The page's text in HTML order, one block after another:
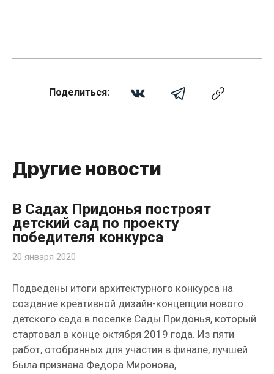
Поделиться:
Другие новости
В Садах Придонья построят
детский сад по проекту
победителя конкурса
20 января 2020
Подведены итоги архитектурного конкурса на
создание креативной дизайн-концепции нового
детского сада в поселке Сады Придонья, который
стартовал в конце октября 2019 года. Из пяти
работ, отобранных для участия в финале, лучшей
была признана Федора Миронова,